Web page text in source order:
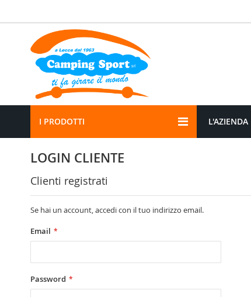
contenuto
L'AZIENDA
I PRODOTTI
LOGIN CLIENTE
Clienti registrati
Se hai un account, accedi con il tuo indirizzo email.
Email
Password